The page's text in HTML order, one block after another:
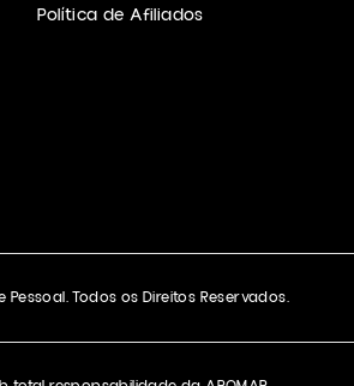
Política de Afiliados
Todos os Direitos Reservados.